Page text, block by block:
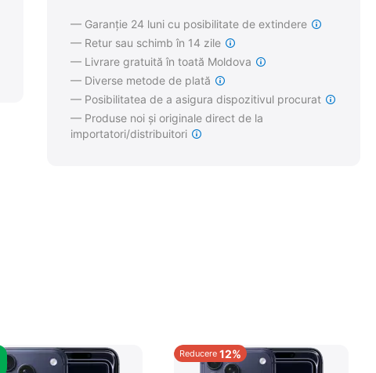
— Garanție 24 luni cu posibilitate de extindere
— Retur sau schimb în 14 zile
— Livrare gratuită în toată Moldova
— Diverse metode de plată
— Posibilitatea de a asigura dispozitivul procurat
— Produse noi și originale direct de la
importatori/distribuitori
Reducere 12%